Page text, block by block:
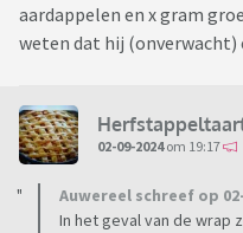
aardappelen en x gram
weten dat hij (onverwacht)
02-09-2024om 19:17
Auwereel schreef op
In het geval van de wrap